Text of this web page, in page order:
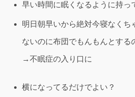
早い時間に眠くなるように持っ
明日朝早いから絶対今寝なくち
ないのに布団でもんもんとする
→不眠症の入り口に
横になってるだけでよい？